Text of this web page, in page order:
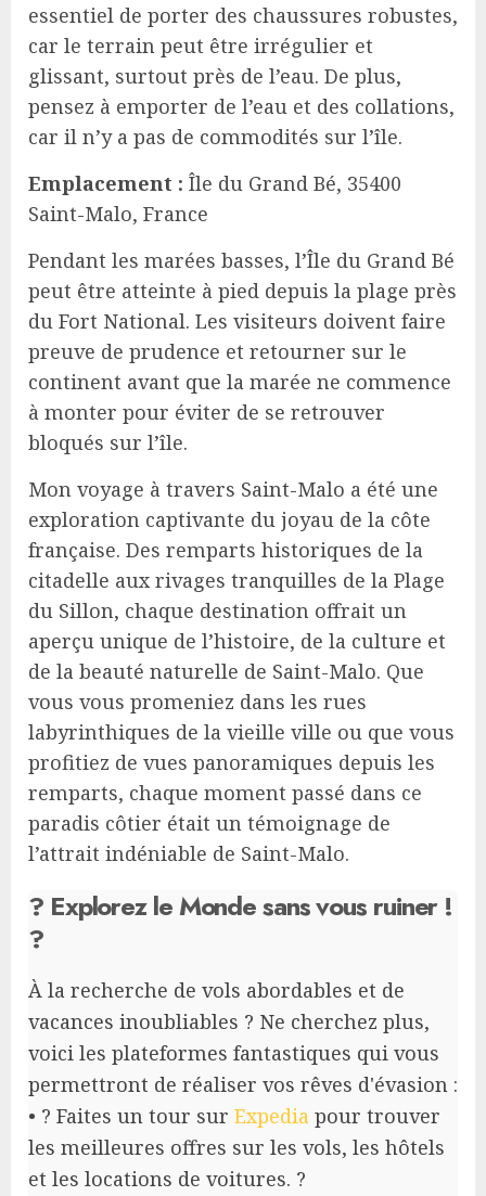
essentiel de porter des chaussures robustes,
car le terrain peut être irrégulier et
glissant, surtout près de l’eau. De plus,
pensez à emporter de l’eau et des collations,
car il n’y a pas de commodités sur l’île.
Emplacement : Île du Grand Bé, 35400
Saint-Malo, France
Pendant les marées basses, l’Île du Grand Bé
peut être atteinte à pied depuis la plage près
du Fort National. Les visiteurs doivent faire
preuve de prudence et retourner sur le
continent avant que la marée ne commence
à monter pour éviter de se retrouver
bloqués sur l’île.
Mon voyage à travers Saint-Malo a été une
exploration captivante du joyau de la côte
française. Des remparts historiques de la
citadelle aux rivages tranquilles de la Plage
du Sillon, chaque destination offrait un
aperçu unique de l’histoire, de la culture et
de la beauté naturelle de Saint-Malo. Que
vous vous promeniez dans les rues
labyrinthiques de la vieille ville ou que vous
profitiez de vues panoramiques depuis les
remparts, chaque moment passé dans ce
paradis côtier était un témoignage de
l’attrait indéniable de Saint-Malo.
? Explorez le Monde sans vous ruiner !
?
À la recherche de vols abordables et de
vacances inoubliables ? Ne cherchez plus,
voici les plateformes fantastiques qui vous
permettront de réaliser vos rêves d'évasion :
• ? Faites un tour sur Expedia pour trouver
les meilleures offres sur les vols, les hôtels
et les locations de voitures. ?